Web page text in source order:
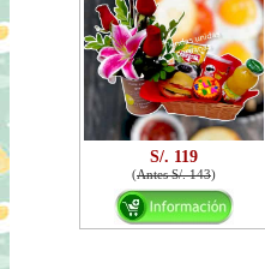
S/. 119
(Antes S/. 143)